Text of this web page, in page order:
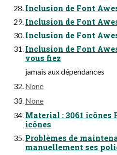
Inclusion de Font
Inclusion de Font
Inclusion de Font
Inclusion de Font
vous fiez
jamais aux dépendances
None
None
Material : 3061 icônes
icônes
Problèmes de
manuellement ses